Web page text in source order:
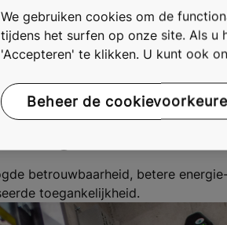
signalisatie
betrouwbaarheid, betere
toegankelijkheid.
We gebruiken cookies om de
tijdens het surfen op onze site. Als u
'Accepteren' te klikken. U kunt ook
Beheer de